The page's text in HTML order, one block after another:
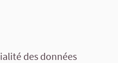
des données